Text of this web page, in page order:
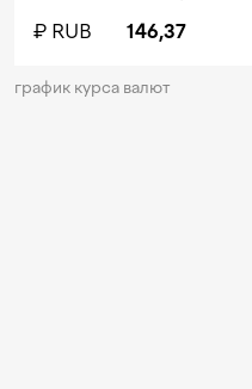
₽ RUB
146,37
график курса валют